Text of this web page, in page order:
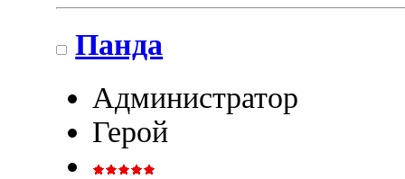
Панда
Администратор
Герой